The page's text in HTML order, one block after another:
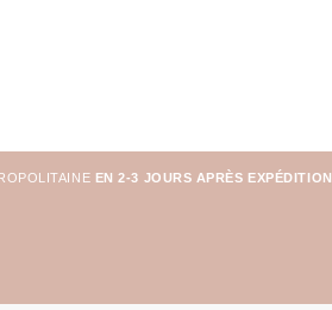
EN 2-3 JOURS APRÈS EXPÉDITION